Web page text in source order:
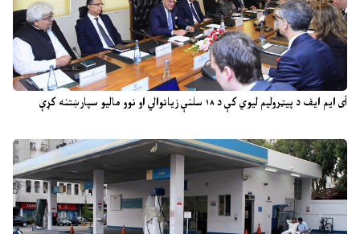
آی ایم ایف د پیټرولیم لیوي کې د ۱۸ سلنې زیاتوالي او نوو مالیو سپارښتنه کړې